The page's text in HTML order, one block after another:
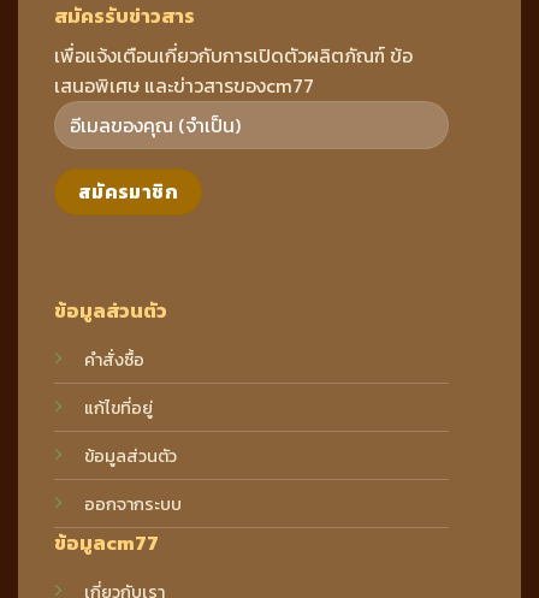
ข้อมูลส่วนตัว
คำสั่งซื้อ
แก้ไขที่อยู่
ข้อมูลส่วนตัว
ออกจากระบบ
ข้อมูลcm77
เกี่ยวกับเรา
สมัครรับข่าวสาร
เพื่อแจ้งเตือนเกี่ยวกับการเปิดตัวผลิตภัณฑ์ ข้อ
เสนอพิเศษ และข่าวสารของcm77